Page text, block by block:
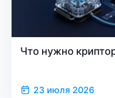
Что нужно
23 июля 2026